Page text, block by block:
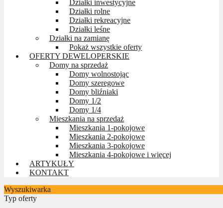
Działki inwestycyjne
Działki rolne
Działki rekreacyjne
Działki leśne
Działki na zamianę
Pokaż wszystkie oferty
OFERTY DEWELOPERSKIE
Domy na sprzedaż
Domy wolnostojąc
Domy szeregowe
Domy bliźniaki
Domy 1/2
Domy 1/4
Mieszkania na sprzedaż
Mieszkania 1-pokojowe
Mieszkania 2-pokojowe
Mieszkania 3-pokojowe
Mieszkania 4-pokojowe i więcej
ARTYKUŁY
KONTAKT
Wyszukiwarka
Typ oferty